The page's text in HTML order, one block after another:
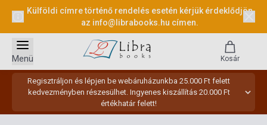
Külföldi címre történő rendelés esetén kérjük érdeklődjön
az info@librabooks.hu címen.
Regisztráljon és lépjen be webáruházunkba 25.000 Ft felett
kedvezményben részesülhet. Ingyenes kiszállítás 20.000 Ft
értékhatár felett!
Menü Kosár